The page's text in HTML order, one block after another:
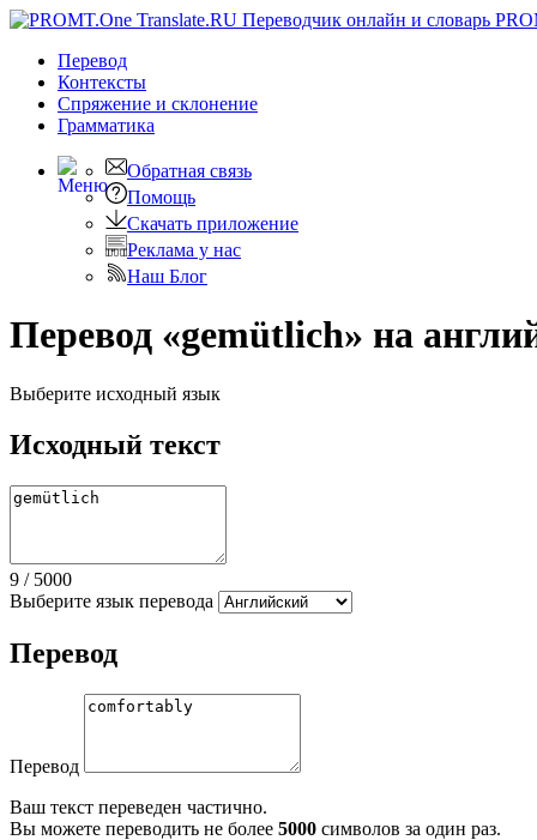
Перевод
Контексты
Спряжение и склонение
Грамматика
Обратная связь
Помощь
Скачать приложение
Реклама у нас
Наш Блог
Перевод «gemütlich» на
Выберите исходный язык
Исходный текст
9 / 5000
Выберите язык перевода
Перевод
Перевод
Ваш текст переведен частично.
Вы можете переводить не более 5000 символов за один раз.